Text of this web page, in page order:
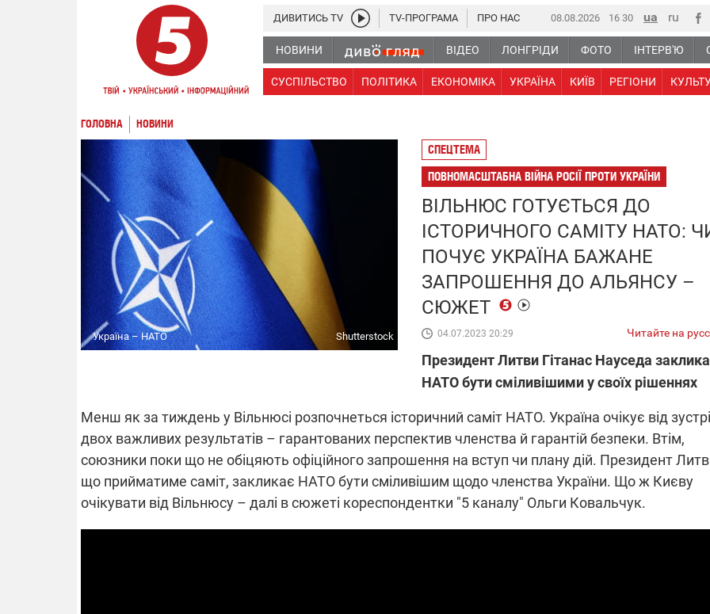
08.08.2026 16:30
НОВИНИ ВІДЕО ЛОНГРІДИ ФОТО ІНТЕРВ'Ю
СУСПІЛЬСТВО ПОЛІТИКА ЕКОНОМІКА УКРАЇНА КИЇВ РЕГІОНИ
ДИВИТИСЬ TV TV-ПРОГРАМА ПРО НАС
ГОЛОВНА НОВИНИ
Україна – НАТО Shutterstock
СПЕЦТЕМА
ПОВНОМАСШТАБНА ВІЙНА РОСІЇ ПРОТИ УКРАЇНИ
ВІЛЬНЮС ГОТУЄТЬСЯ ДО
ІСТОРИЧНОГО САМІТУ НАТО:
ПОЧУЄ УКРАЇНА БАЖАНЕ
ЗАПРОШЕННЯ ДО АЛЬЯНСУ –
СЮЖЕТ
04.07.2023 20:29 Читайте на
Президент Литви Гітанас Науседа
НАТО бути сміливішими у своїх рішеннях
Менш як за тиждень у Вільнюсі розпочнеться історичний саміт НАТО. Україна очікує від
двох важливих результатів – гарантованих перспектив членства й гарантій безпеки. Втім,
союзники поки що не обіцяють офіційного запрошення на вступ чи плану дій. Президент
що прийматиме саміт, закликає НАТО бути сміливішим щодо членства України. Що ж Києву
очікувати від Вільнюсу – далі в сюжеті кореспондентки "5 каналу" Ольги Ковальчук.
ПЛІВКИ МІНДІЧА: СПРАВА
ОБОРУДОК ДРУГА ЗЕЛЕНСЬКОГО
Нова підозра у справі Міндіча: НАБУ
взялося за колишнього виконавчого
директора Енергоатому
З колишнього віцепрем'єра Олексія
ПОВНОМАСШТАБНА ВІЙНА РОСІЇ
Трагедія під Броварами та ракетний
удар по Києву: Зеленський вимагає
нових санкцій проти рф
Атака на Київ і область: на Броварщині
СПЕЦОПЕРАЦІЇ, УДАРИ І
НА РОСІЇ ТА
ТЕРИТОРІЯХ
Нові удари по російській
інфраструктурі: Генштаб
уражені об'єкти
Операція "МоЛоЧКа": Сили
систем уразили ще 12 суден